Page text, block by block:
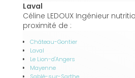
Laval
Céline LEDOUX Ingénieur
proximité de :
Château-Gontier
Laval
Le Lion-d'Angers
Mayenne